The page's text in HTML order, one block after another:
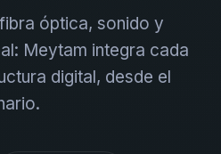
óptica, sonido y
Meytam integra cada
digital, desde el